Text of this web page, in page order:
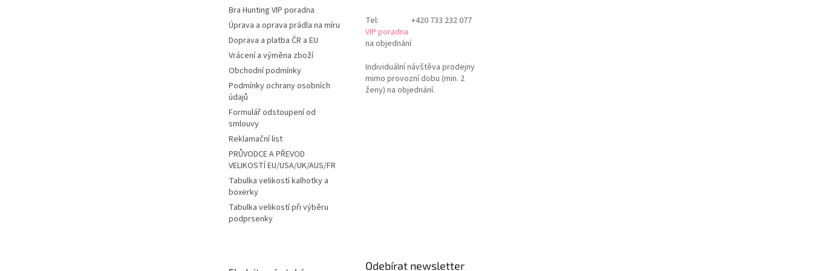
Bra Hunting VIP poradna
Úprava a oprava prádla na míru
Doprava a platba ČR a EU
Vrácení a výměna zboží
Obchodní podmínky
Podmínky ochrany osobních
údajů
Formulář odstoupení od
smlouvy
Reklamační list
PRŮVODCE A PŘEVOD
VELIKOSTÍ EU/USA/UK/AUS/FR
Tabulka velikostí kalhotky a
boxerky
Tabulka velikostí při výběru
podprsenky
Tel:
+420 733 232 077
VIP poradna
na objednání
Individuální návštěva prodejny
mimo provozní dobu (min. 2
ženy) na objednání.
Odebírat newsletter